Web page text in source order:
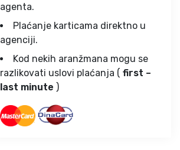
agenta.
Plaćanje karticama direktno u
agenciji.
Kod nekih aranžmana mogu se
razlikovati uslovi plaćanja ( first –
last minute )